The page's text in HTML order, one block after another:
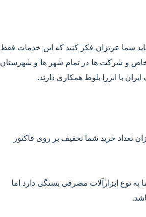
شما عزیزان فکر کنید که این خدمات فقط
و شرکت ها در تمام شهر ها و شهرستان
با ابزرا بلوط همکاری دارند.
تعداد خرید شما تخفیف بر روی فاکتور
به نوع ابزارآلات مصرفی بستگی دارد اما